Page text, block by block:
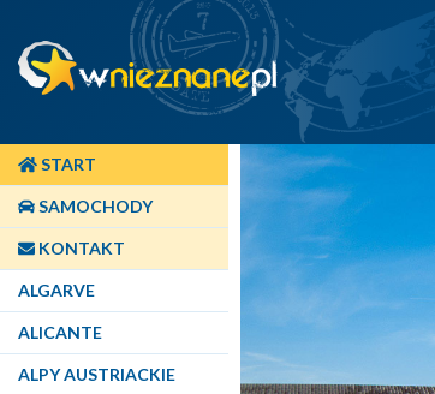
START
SAMOCHODY
KONTAKT
ALGARVE
ALICANTE
ALPY AUSTRIACKIE